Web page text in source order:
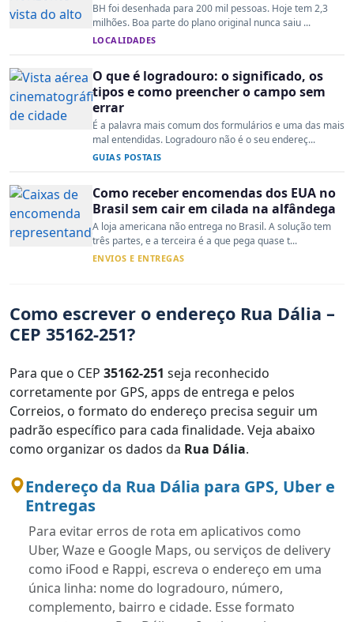
BH foi desenhada para 200 mil pessoas. Hoje tem 2,3
milhões. Boa parte do plano original nunca saiu ...
LOCALIDADES
O que é logradouro: o significado, os
tipos e como preencher o campo sem
errar
É a palavra mais comum dos formulários e uma das mais
mal entendidas. Logradouro não é o seu endereç...
GUIAS POSTAIS
Como receber encomendas dos EUA no
Brasil sem cair em cilada na alfândega
A loja americana não entrega no Brasil. A solução tem
três partes, e a terceira é a que pega quase t...
ENVIOS E ENTREGAS
Como escrever o endereço Rua Dália –
CEP 35162-251?
Para que o CEP 35162-251 seja reconhecido
corretamente por GPS, apps de entrega e pelos
Correios, o formato do endereço precisa seguir um
padrão específico para cada finalidade. Veja abaixo
como organizar os dados da Rua Dália.
Endereço da Rua Dália para GPS, Uber e
Entregas
Para evitar erros de rota em aplicativos como
Uber, Waze e Google Maps, ou serviços de delivery
como iFood e Rappi, escreva o endereço em uma
única linha: nome do logradouro, número,
complemento, bairro e cidade. Esse formato